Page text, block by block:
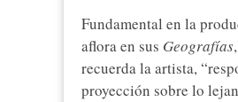
Fundamental en la
aflora en sus Geografías
recuerda la artista,
proyección sobre lo